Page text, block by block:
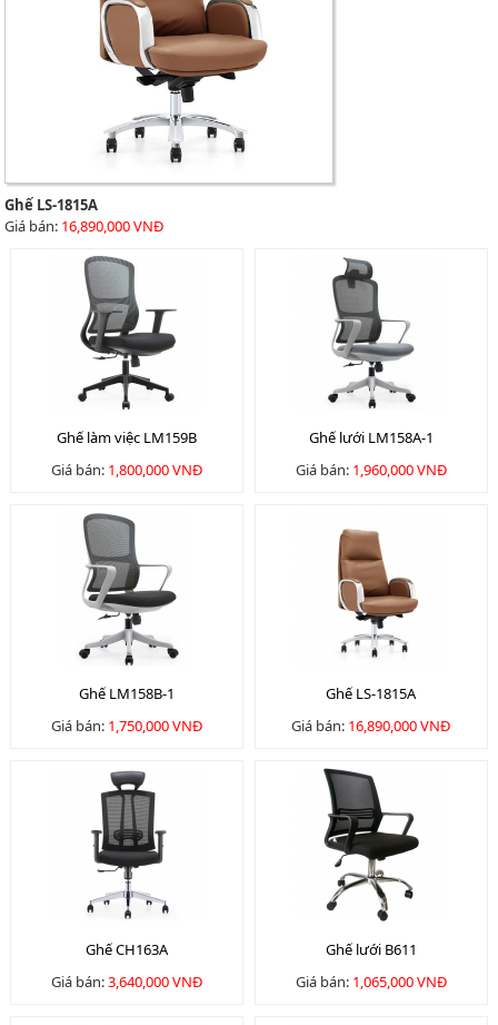
Ghế LS-1815A
Giá bán: 16,890,000 VNĐ
Ghế làm việc LM159B
Giá bán: 1,800,000 VNĐ
Ghế lưới LM158A-1
Giá bán: 1,960,000 VNĐ
Ghế LM158B-1
Giá bán: 1,750,000 VNĐ
Ghế LS-1815A
Giá bán: 16,890,000 VNĐ
Ghế CH163A
Giá bán:3,640,000 VNĐ
Ghế lưới B611
Giá bán: 1,065,000 VNĐ